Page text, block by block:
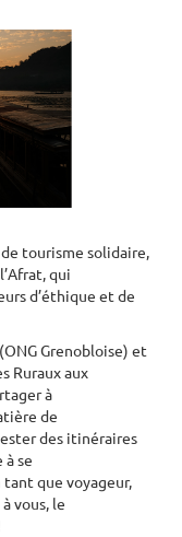
tourisme solidaire,
qui
d’éthique et de
Grenobloise) et
Ruraux aux
à
de
des itinéraires
se
tant que voyageur,
vous, le